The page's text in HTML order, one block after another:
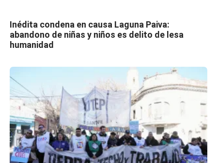
Inédita condena en causa Laguna Paiva:
abandono de niñas y niños es delito de lesa
humanidad